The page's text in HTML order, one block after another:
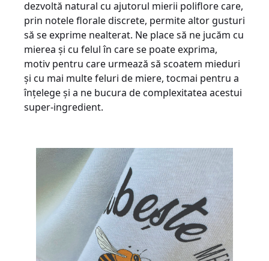
dezvoltă natural cu ajutorul mierii poliflore care,
prin notele florale discrete, permite altor gusturi
să se exprime nealterat. Ne place să ne jucăm cu
mierea și cu felul în care se poate exprima,
motiv pentru care urmează să scoatem mieduri
și cu mai multe feluri de miere, tocmai pentru a
înțelege și a ne bucura de complexitatea acestui
super-ingredient.